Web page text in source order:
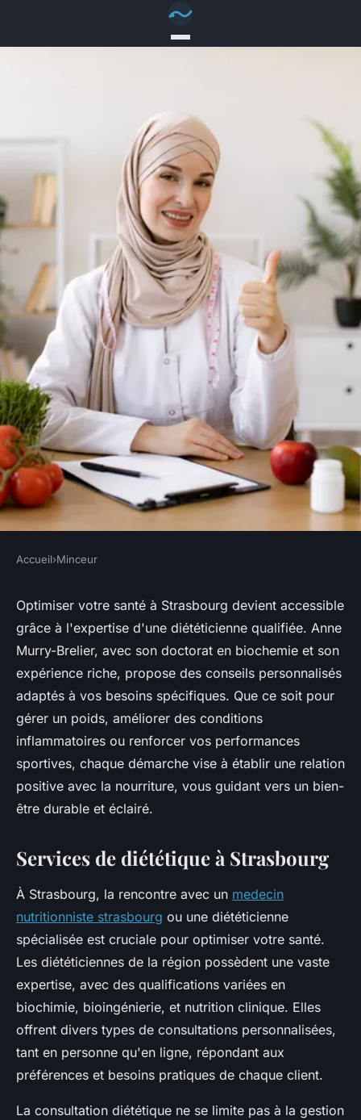
Optimisez votre santé avec
une diététicienne à Strasbourg
Laurent•10 janvier 2025•4 min de lecture
Accueil›Minceur
Optimiser votre santé à Strasbourg devient accessible
grâce à l'expertise d'une diététicienne qualifiée. Anne
Murry-Brelier, avec son doctorat en biochemie et son
expérience riche, propose des conseils personnalisés
adaptés à vos besoins spécifiques. Que ce soit pour
gérer un poids, améliorer des conditions
inflammatoires ou renforcer vos performances
sportives, chaque démarche vise à établir une relation
positive avec la nourriture, vous guidant vers un bien-
être durable et éclairé.
Services de diététique à Strasbourg
À Strasbourg, la rencontre avec un medecin
nutritionniste strasbourg ou une diététicienne
spécialisée est cruciale pour optimiser votre santé.
Les diététiciennes de la région possèdent une vaste
expertise, avec des qualifications variées en
biochimie, bioingénierie, et nutrition clinique. Elles
offrent divers types de consultations personnalisées,
tant en personne qu'en ligne, répondant aux
préférences et besoins pratiques de chaque client.
La consultation diététique ne se limite pas à la gestion